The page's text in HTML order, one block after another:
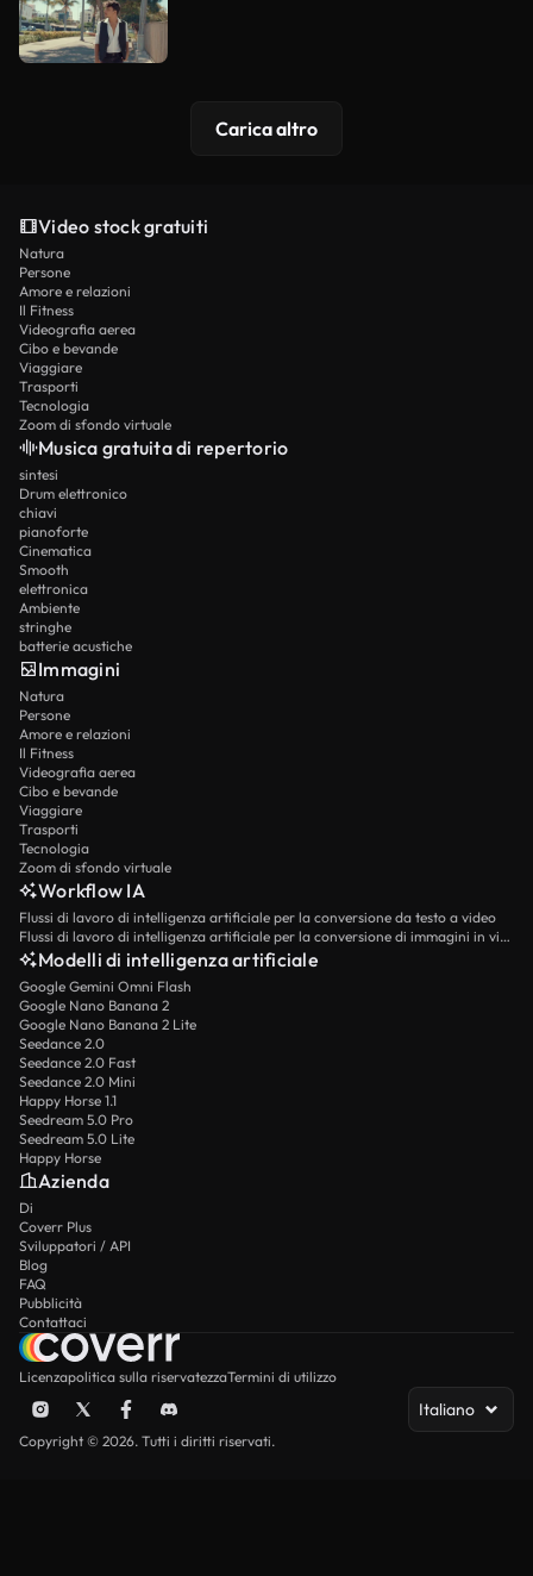
Carica altro
Video stock gratuiti
Natura
Persone
Amore e relazioni
Il Fitness
Videografia aerea
Cibo e bevande
Viaggiare
Trasporti
Tecnologia
Zoom di sfondo virtuale
Musica gratuita di repertorio
sintesi
Drum elettronico
chiavi
pianoforte
Cinematica
Smooth
elettronica
Ambiente
stringhe
batterie acustiche
Immagini
Natura
Persone
Amore e relazioni
Il Fitness
Videografia aerea
Cibo e bevande
Viaggiare
Trasporti
Tecnologia
Zoom di sfondo virtuale
Workflow IA
Flussi di lavoro di intelligenza artificiale per la conversione da testo a video
Flussi di lavoro di intelligenza artificiale per la conversione di immagini in video
Modelli di intelligenza artificiale
Google Gemini Omni Flash
Google Nano Banana 2
Google Nano Banana 2 Lite
Seedance 2.0
Seedance 2.0 Fast
Seedance 2.0 Mini
Happy Horse 1.1
Seedream 5.0 Pro
Seedream 5.0 Lite
Happy Horse
Azienda
Di
Coverr Plus
Sviluppatori / API
Blog
FAQ
Pubblicità
Contattaci
Licenzapolitica sulla riservatezzaTermini di utilizzo
Italiano
Copyright © 2026. Tutti i diritti riservati.